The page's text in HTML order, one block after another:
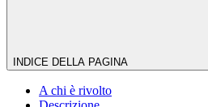
INDICE DELLA PAGINA
A chi è rivolto